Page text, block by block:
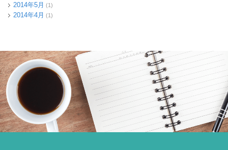
2014年5月 (1)
2014年4月 (1)